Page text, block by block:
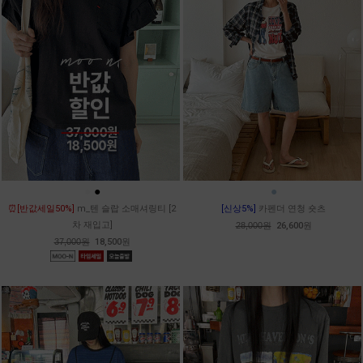
●
⏰[반값세일50%] m_텐 슬랍 소매셔링티 [2
차 재입고]
37,000원 18,500원
●
[신상5%] 카펜더 연청 숏츠
28,000원 26,600원